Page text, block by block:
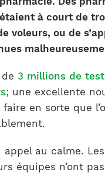
à court de
voleurs, ou de
3 millions de
; une excellente
en sorte que
au calme.
équipes n’ont